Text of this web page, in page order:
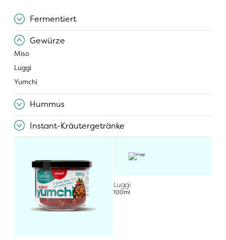
Fermentiert
Gewürze
Miso
Luggi
Yumchi
Hummus
Instant-Kräutergetränke
Luggi
100ml